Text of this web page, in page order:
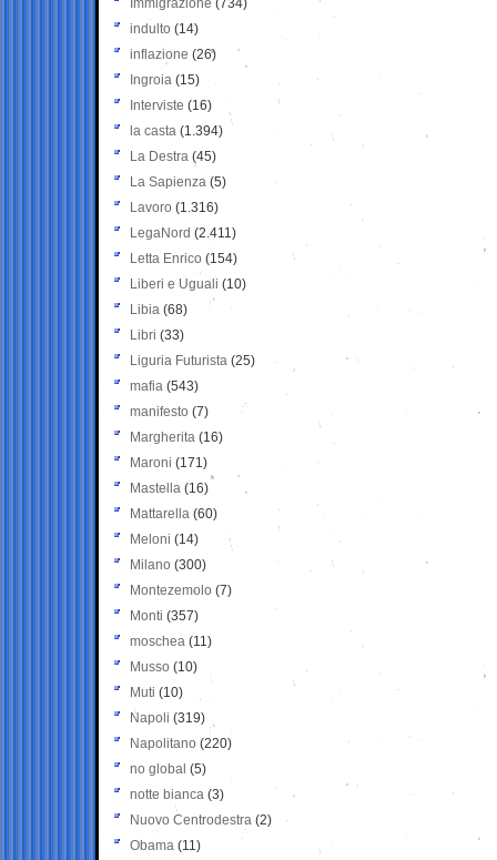
Immigrazione (734)
indulto (14)
inflazione (26)
Ingroia (15)
Interviste (16)
la casta (1.394)
La Destra (45)
La Sapienza (5)
Lavoro (1.316)
LegaNord (2.411)
Letta Enrico (154)
Liberi e Uguali (10)
Libia (68)
Libri (33)
Liguria Futurista (25)
mafia (543)
manifesto (7)
Margherita (16)
Maroni (171)
Mastella (16)
Mattarella (60)
Meloni (14)
Milano (300)
Montezemolo (7)
Monti (357)
moschea (11)
Musso (10)
Muti (10)
Napoli (319)
Napolitano (220)
no global (5)
notte bianca (3)
Nuovo Centrodestra (2)
Obama (11)